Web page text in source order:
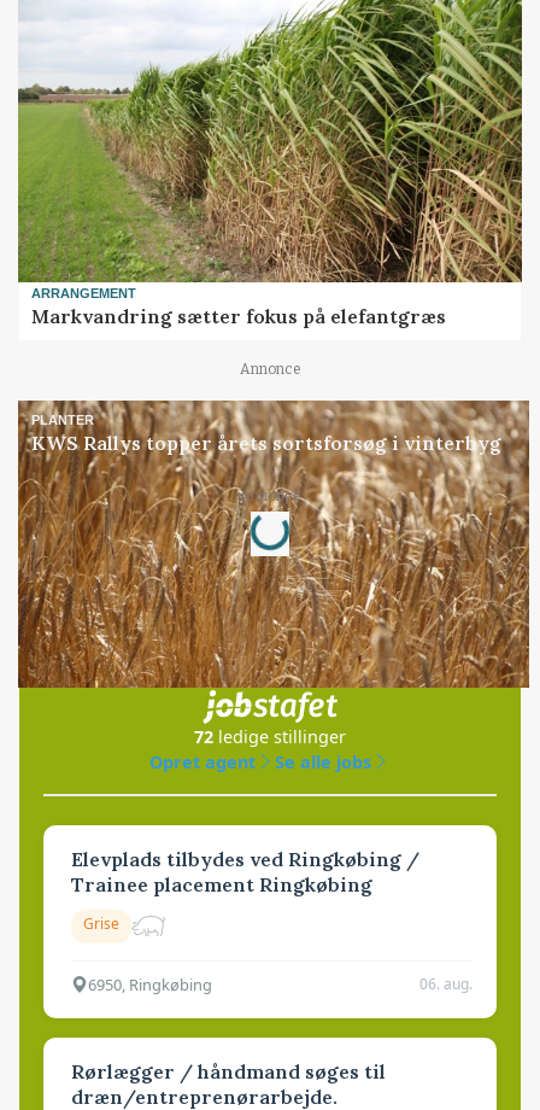
ARRANGEMENT
Markvandring sætter fokus på elefantgræs
Annonce
PLANTER
KWS Rallys topper årets sortsforsøg i vinterbyg
Annonce
Loading...
Jobs
i samarbejde med
72 ledige stillinger
Opret agent
Se alle jobs
Elevplads tilbydes ved Ringkøbing /
Trainee placement Ringkøbing
Grise
6950, Ringkøbing 06. aug.
Rørlægger / håndmand søges til
dræn/entreprenørarbejde.